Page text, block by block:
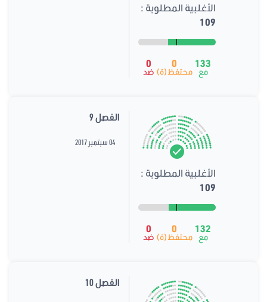
الأغلبية المطلوبة :
109
133
مع
0
محتفظ(ة)
0
ضد
الأغلبية المطلوبة :
109
132
مع
0
محتفظ(ة)
0
ضد
الفصل 9
04 سبتمبر 2017
الفصل 10